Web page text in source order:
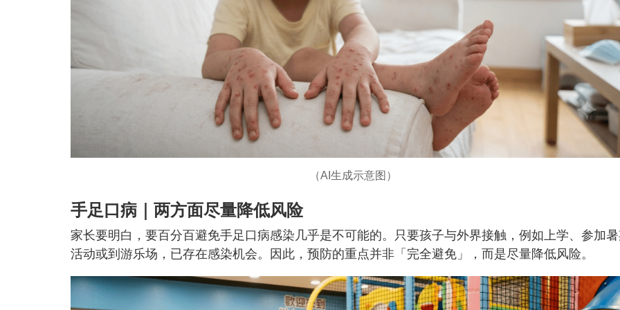
（AI生成示意图）
手足口病｜两方面尽量降低风险
家长要明白，要百分百避免手足口病感染几乎是不可能的。只要孩子与外界接触，例如上学、参加
活动或到游乐场，已存在感染机会。因此，预防的重点并非「完全避免」，而是尽量降低风险。